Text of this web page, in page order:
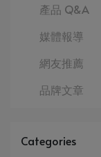
產品 Q&A
媒體報導
網友推薦
品牌文章
Categories